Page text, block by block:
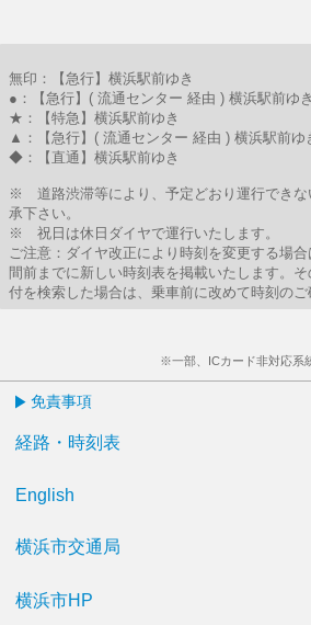
無印：【急行】横浜駅前ゆき
●：【急行】( 流通センター 経由 ) 横浜駅前ゆき
★：【特急】横浜駅前ゆき
▲：【急行】( 流通センター 経由 ) 横浜駅前ゆ
◆：【直通】横浜駅前ゆき
※ 道路渋滞等により、予定どおり運行できな
承下さい。
※ 祝日は休日ダイヤで運行いたします。
ご注意：ダイヤ改正により時刻を変更する場
間前までに新しい時刻表を掲載いたします。
付を検索した場合は、乗車前に改めて時刻のご
※一部、ICカード非対応系
免責事項
経路・時刻表
English
横浜市交通局
横浜市HP